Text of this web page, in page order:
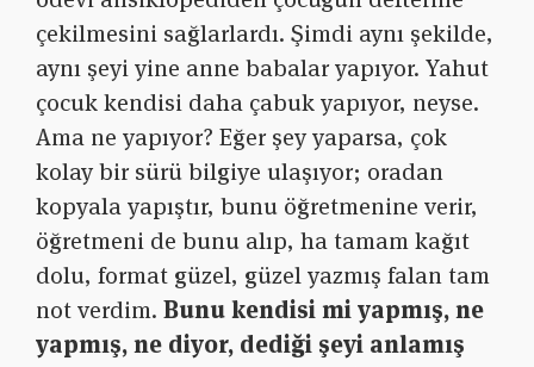
çekilmesini sağlarlardı. Şimdi aynı şekilde,
aynı şeyi yine anne babalar yapıyor. Yahut
çocuk kendisi daha çabuk yapıyor, neyse.
Ama ne yapıyor? Eğer şey yaparsa, çok
kolay bir sürü bilgiye ulaşıyor; oradan
kopyala yapıştır, bunu öğretmenine verir,
öğretmeni de bunu alıp, ha tamam kağıt
dolu, format güzel, güzel yazmış falan tam
not verdim. Bunu kendisi mi yapmış, ne
yapmış, ne diyor, dediği şeyi anlamış